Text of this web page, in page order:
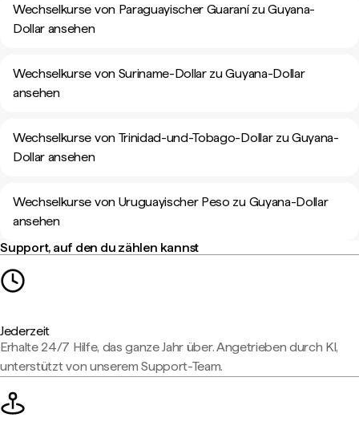
Wechselkurse von Paraguayischer Guaraní zu Guyana-
Dollar ansehen
Wechselkurse von Suriname-Dollar zu Guyana-Dollar
ansehen
Wechselkurse von Trinidad-und-Tobago-Dollar zu Guyana-
Dollar ansehen
Wechselkurse von Uruguayischer Peso zu Guyana-Dollar
ansehen
Support, auf den du zählen kannst
Jederzeit
Erhalte 24/7 Hilfe, das ganze Jahr über. Angetrieben durch KI,
unterstützt von unserem Support-Team.